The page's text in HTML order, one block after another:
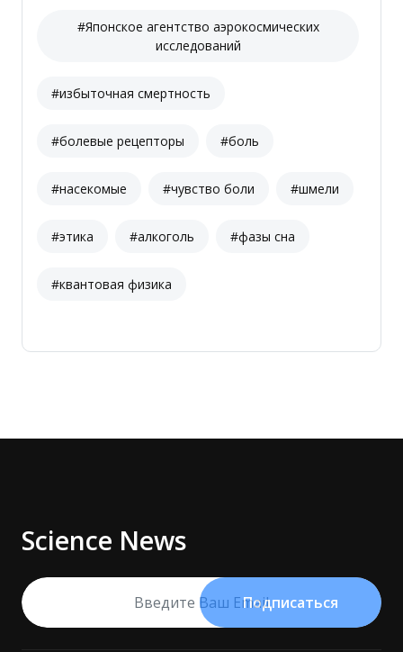
#Японское агентство аэрокосмических
исследований
#избыточная смертность
#болевые рецепторы #боль
#насекомые #чувство боли #шмели
#этика #алкоголь #фазы сна
#квантовая физика
Science News
Подписаться